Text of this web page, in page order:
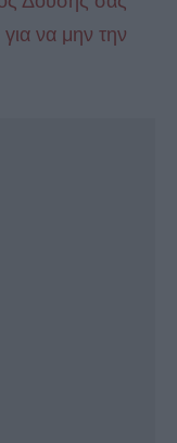
να μην την